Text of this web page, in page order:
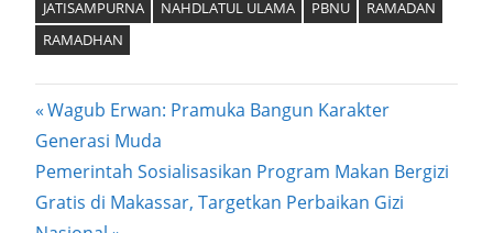
JATISAMPURNA
NAHDLATUL ULAMA PBNU
RAMADAN
RAMADHAN
Post
navigation
Previous
Post:
Wagub Erwan: Pramuka Bangun Karakter
Generasi Muda
Next
Post:
Pemerintah Sosialisasikan Program Makan Bergizi
Gratis di Makassar, Targetkan Perbaikan Gizi